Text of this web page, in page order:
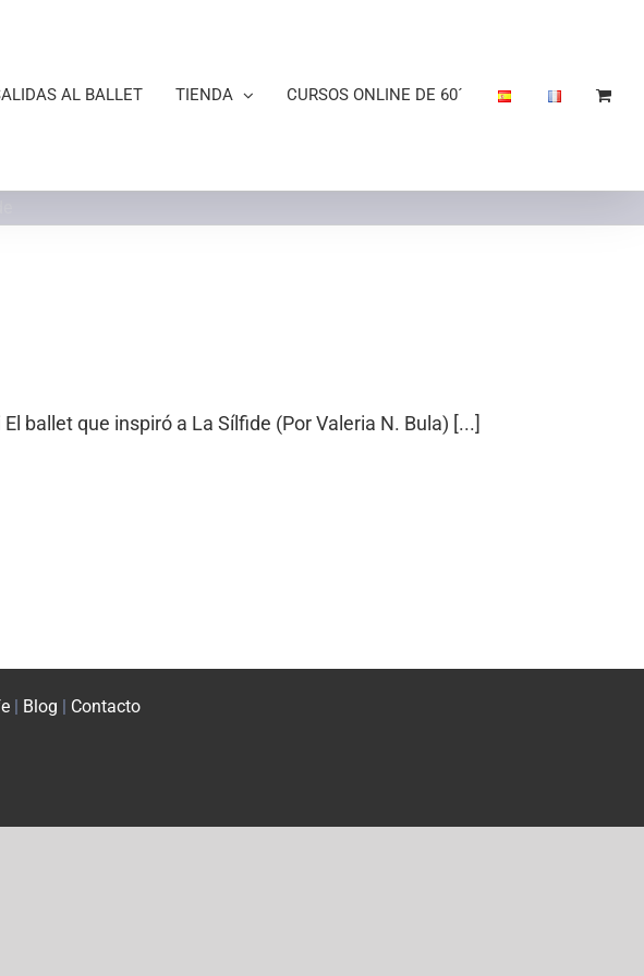
AL BALLET TIENDA CURSOS ONLINE DE 60´
ballet que inspiró a La Sílfide (Por Valeria N. Bula) [...]
| Blog | Contacto